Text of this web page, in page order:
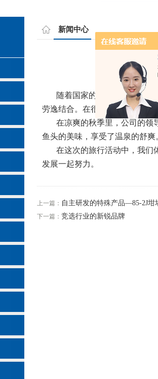
新闻中心
随着国家的发展、中小型企业
劳逸结合。在很多企业中开始
在凉爽的秋季里，公司的领导
鱼头的美味，享受了温泉的舒爽
在这次的旅行活动中，我们体
发展一起努力。
上一篇： 自主研发的特殊产品—85-2J坩
下一篇： 竞选行业的新锐品牌